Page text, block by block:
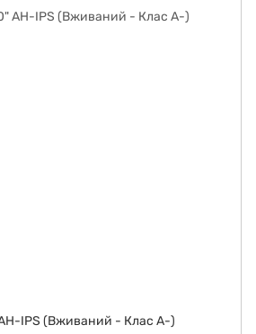
IPS (Вживаний - Клас A-)